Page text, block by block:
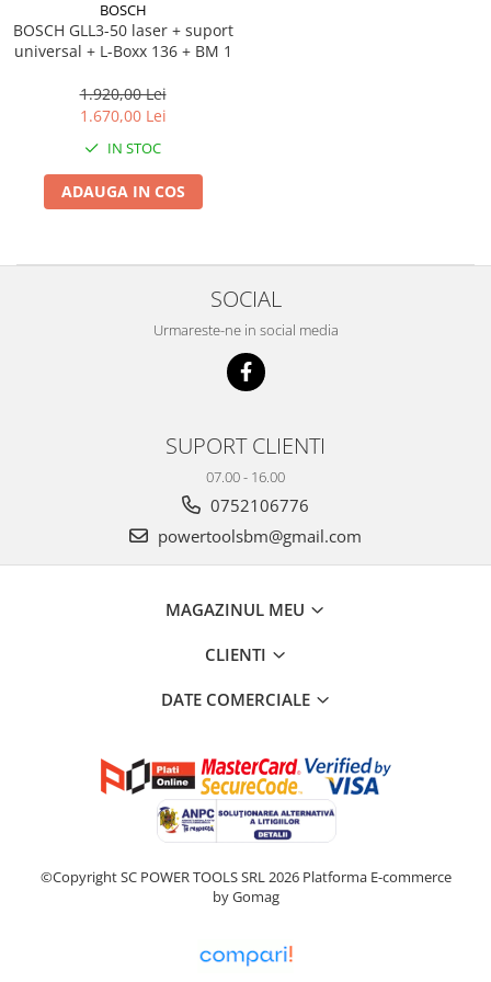
Încărcătoare
Polizoare de Banc
Polizoare Drepte
Suflante cu Aer Cald
Șlefuitoare
BOSCH
BOSCH GLL3-50 laser + suport
universal + L-Boxx 136 + BM 1
1.920,00 Lei
1.670,00 Lei
IN STOC
ADAUGA IN COS
SOCIAL
Urmareste-ne in social media
SUPORT CLIENTI
07.00 - 16.00
0752106776
powertoolsbm@gmail.com
MAGAZINUL MEU
CLIENTI
DATE COMERCIALE
©Copyright SC POWER TOOLS SRL 2026 Platforma E-commerce
by Gomag